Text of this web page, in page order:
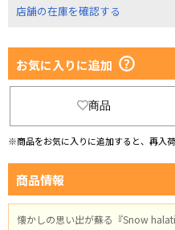
店舗の在庫を確認する
お気に入りに追加
商品
※商品をお気に入りに追加すると、再入
商品情報
懐かしの思い出が蘇る『Snow